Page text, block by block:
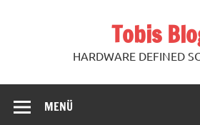
Tobis
HARDWARE DEFINED
MENÜ